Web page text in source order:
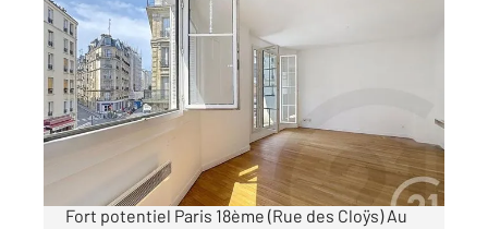
PARIS 75018
44 m2, 2 pièces
Ref : 27850
Appartement F2 à vendre
463 000 €
Charmant appartement 2 pièces de 43,80m2
Fort potentiel Paris 18ème (Rue des Cloÿs) Au